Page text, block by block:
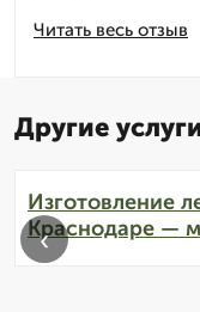
Читать весь отзыв
Другие
Изготовление
Краснодаре —
‹